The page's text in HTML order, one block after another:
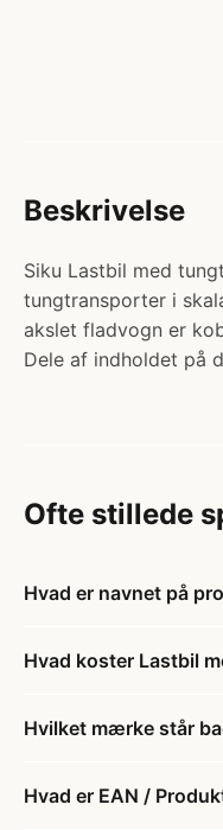
Beskrivelse
Siku Lastbil med
tungtransporter i
akslet fladvogn er
Dele af indholdet på
Ofte stillede
Hvad er navnet på
Hvad koster Lastbil
Hvilket mærke står
Hvad er EAN /